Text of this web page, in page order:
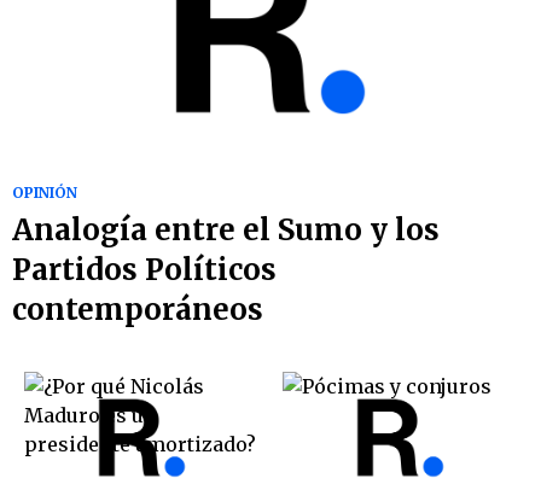
OPINIÓN
Analogía entre el Sumo y los
Partidos Políticos
contemporáneos